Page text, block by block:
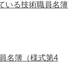
いる技術職員名簿
名簿（様式第4